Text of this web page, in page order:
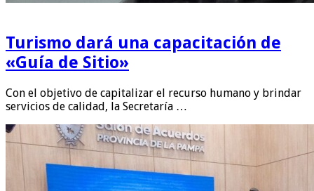
Turismo dará una capacitación de
«Guía de Sitio»
Con el objetivo de capitalizar el recurso humano y brindar
servicios de calidad, la Secretaría …